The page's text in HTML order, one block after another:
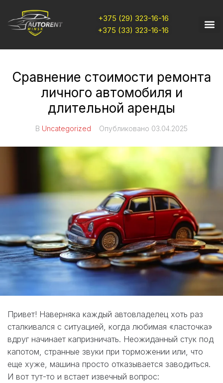
+375 (29) 323-16-16
+375 (33) 323-16-16
Сравнение стоимости ремонта
личного автомобиля и
длительной аренды
В Uncategorized Опубликовано 03.04.2025
Привет! Наверняка каждый автовладелец хоть раз
сталкивался с ситуацией, когда любимая «ласточка»
вдруг начинает капризничать. Неожиданный стук под
капотом, странные звуки при торможении или, что
еще хуже, машина просто отказывается заводиться.
И вот тут-то и встает извечный вопрос: